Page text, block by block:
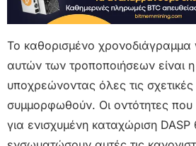
Το καθορισμένο χρονοδιάγραμμα
αυτών των τροποποιήσεων είναι
υποχρεώνοντας όλες τις
συμμορφωθούν. Οι οντότητες
για ενισχυμένη καταχώριση